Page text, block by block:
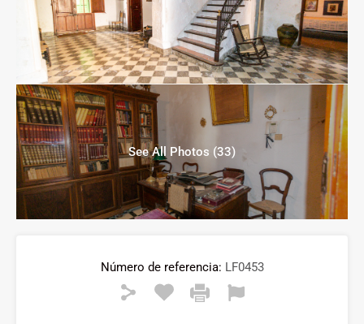
See All Photos (33)
Número de referencia: LF0453